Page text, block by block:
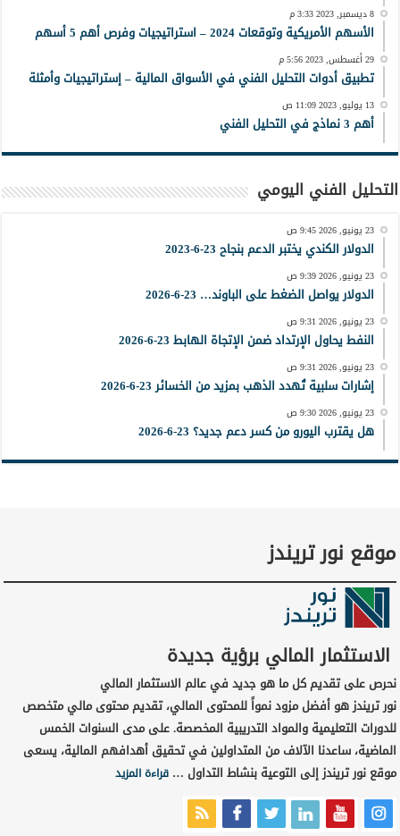
8 ديسمبر, 2023 3:33 م
الأسهم الأمريكية وتوقعات 2024 – استراتيجيات وفرص أهم 5 أسهم
29 أغسطس, 2023 5:56 م
تطبيق أدوات التحليل الفني في الأسواق المالية – إستراتيجيات وأمثلة
13 يوليو, 2023 11:09 ص
أهم 3 نماذج في التحليل الفني
التحليل الفني اليومي
23 يونيو, 2026 9:45 ص
الدولار الكندي يختبر الدعم بنجاح 23-6-2023
23 يونيو, 2026 9:39 ص
الدولار يواصل الضغط على الباوند… 23-6-2026
23 يونيو, 2026 9:31 ص
النفط يحاول الإرتداد ضمن الإتجاة الهابط 23-6-2026
23 يونيو, 2026 9:31 ص
إشارات سلبية تُهدد الذهب بمزيد من الخسائر 23-6-2026
23 يونيو, 2026 9:30 ص
هل يقترب اليورو من كسر دعم جديد؟ 23-6-2026
موقع نور تريندز
الاستثمار المالي برؤية جديدة
نحرص على تقديم كل ما هو جديد في عالم الاستثمار المالي
نور تريندز هو أفضل مزود نمواً للمحتوى المالي، تقديم محتوى مالي متخصص
للدورات التعليمية والمواد التدريبية المخصصة. على مدى السنوات الخمس
الماضية، ساعدنا الآلاف من المتداولين في تحقيق أهدافهم المالية، يسعى
موقع نور تريندز إلى التوعية بنشاط التداول …قراءة المزيد